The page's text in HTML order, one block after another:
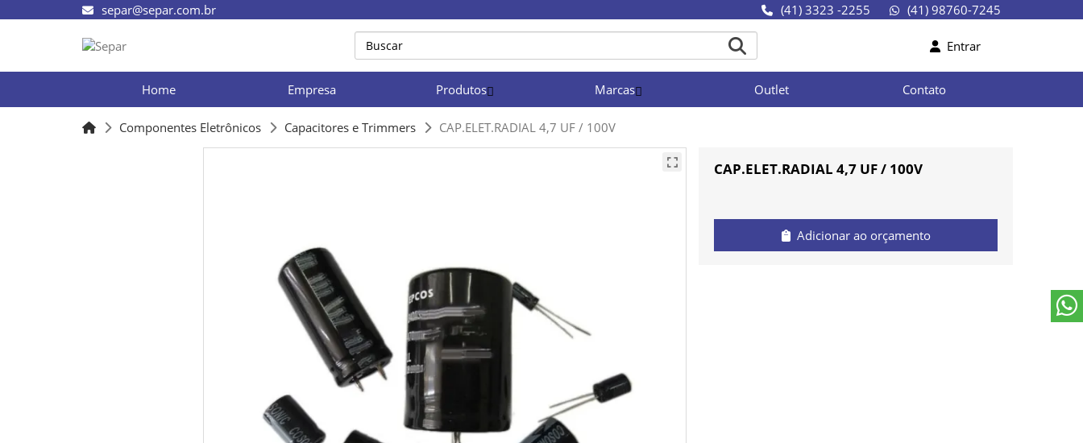
separ@separ.com.br (41) 3323 -2255 (41) 98760-7245
Entrar
Home Empresa Produtos Marcas Outlet Contato
Componentes Eletrônicos Capacitores e Trimmers CAP.ELET.RADIAL 4,7 UF / 100V
CAP.ELET.RADIAL 4,7 UF / 100V
Adicionar ao orçamento